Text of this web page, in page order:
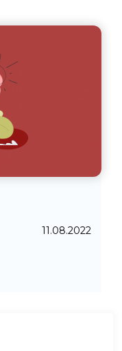
11.08.2022